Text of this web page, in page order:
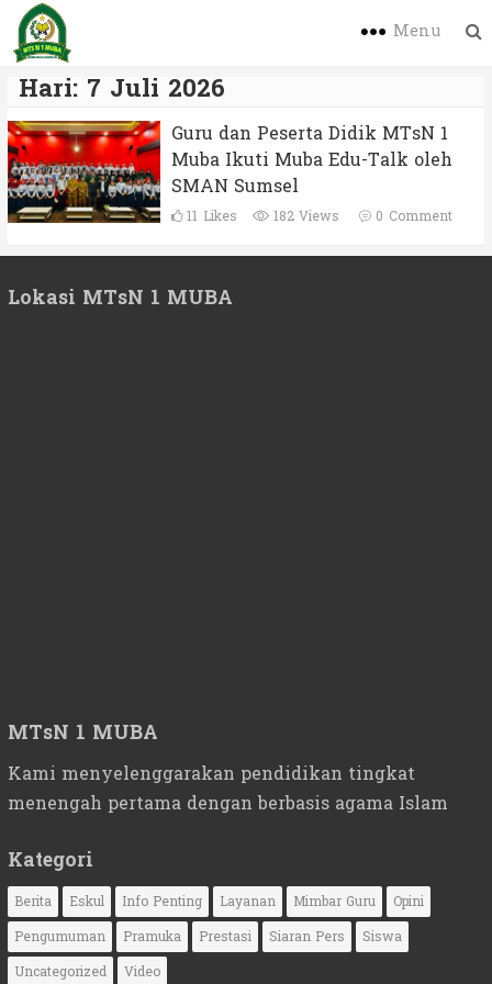
Menu
Hari: 7 Juli 2026
Guru dan Peserta Didik MTsN 1
Muba Ikuti Muba Edu-Talk oleh
SMAN Sumsel
11 Likes 182 Views 0 Comment
Lokasi MTsN 1 MUBA
MTsN 1 MUBA
Kami menyelenggarakan pendidikan tingkat
menengah pertama dengan berbasis agama Islam
Kategori
Berita Eskul Info Penting Layanan Mimbar Guru
Opini
Pengumuman
Pramuka Prestasi Siaran Pers
Siswa
Uncategorized
Video